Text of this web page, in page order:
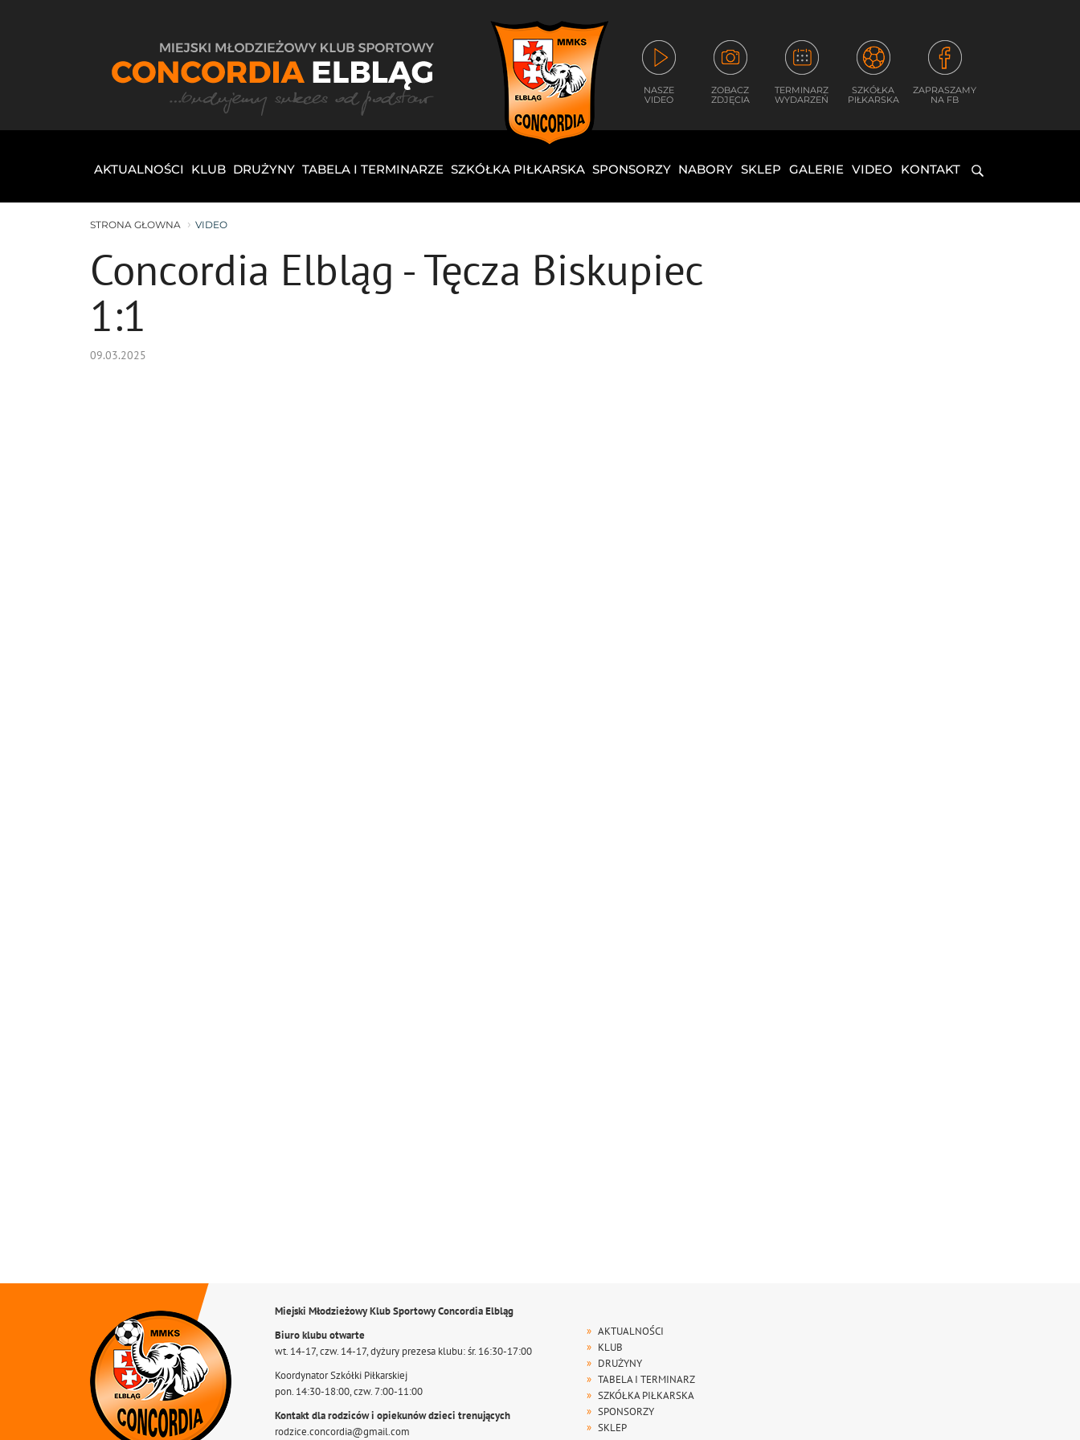
NASZE
VIDEO
ZOBACZ
ZDJĘCIA
TERMINARZ
WYDARZEŃ
SZKÓŁKA
PIŁKARSKA
ZAPRASZAMY
NA FB
AKTUALNOŚCI KLUB DRUŻYNY TABELA I TERMINARZE SZKÓŁKA PIŁKARSKA SPONSORZY NABORY SKLEP GALERIE VIDEO KONTAKT
STRONA GŁOWNA VIDEO
Concordia Elbląg - Tęcza Biskupiec
1:1
09.03.2025
Miejski Młodzieżowy Klub Sportowy Concordia Elbląg
Biuro klubu otwarte
wt. 14-17, czw. 14-17, dyżury prezesa klubu: śr. 16:30-17:00
Koordynator Szkółki Piłkarskiej
pon. 14:30-18:00, czw. 7:00-11:00
Kontakt dla rodziców i opiekunów dzieci trenujących
rodzice.concordia@gmail.com
AKTUALNOŚCI
KLUB
DRUŻYNY
TABELA I TERMINARZ
SZKÓŁKA PIŁKARSKA
SPONSORZY
SKLEP